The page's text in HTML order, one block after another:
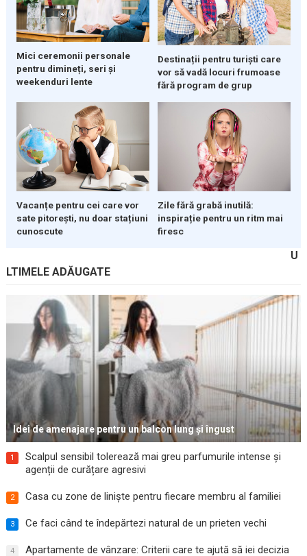
Mici ceremonii personale
pentru dimineți, seri și
weekenduri lente
Destinații pentru turiști care
vor să vadă locuri frumoase
fără program de grup
Vacanțe pentru cei care vor
sate pitorești, nu doar stațiuni
cunoscute
Zile fără grabă inutilă:
inspirație pentru un ritm mai
firesc
U
LTIMELE ADĂUGATE
Idei de amenajare pentru un balcon lung și îngust
1
Scalpul sensibil tolerează mai greu parfumurile intense și
agenții de curățare agresivi
2 Casa cu zone de liniște pentru fiecare membru al familiei
3 Ce faci când te îndepărtezi natural de un prieten vechi
4 Apartamente de vânzare: Criterii care te ajută să iei decizia